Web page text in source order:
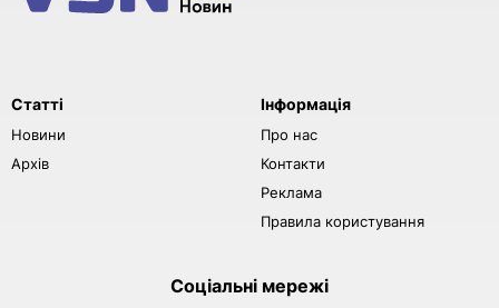
Статті
Новини
Архів
Інформація
Про нас
Контакти
Реклама
Правила користування
Соціальні мережі